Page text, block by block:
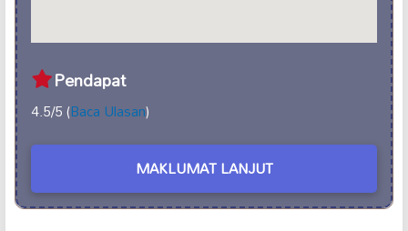
Pendapat
4.5/5 (Baca Ulasan)
MAKLUMAT LANJUT